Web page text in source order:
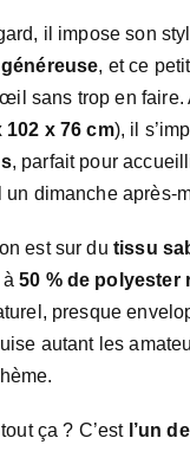
il impose son
, et ce
sans trop en faire.
102 x 76 cm), il
, parfait pour
dimanche après-
est sur du tissu
à50 % de polyester
presque
autant les
ça ? C’est l’un